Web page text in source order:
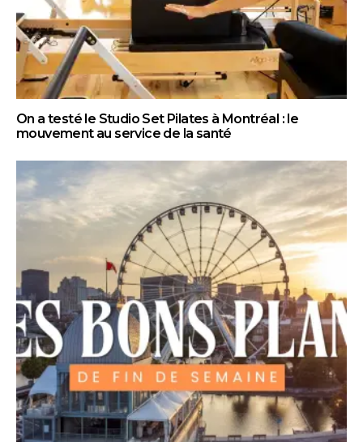
On a testé le Studio Set Pilates à Montréal : le
mouvement au service de la santé